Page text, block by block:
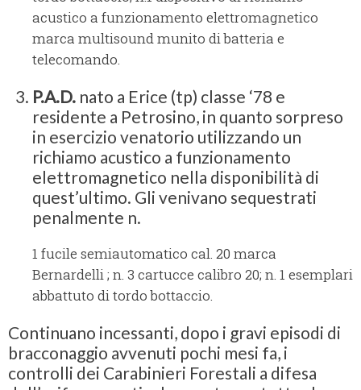
acustico a funzionamento elettromagnetico
marca multisound munito di batteria e
telecomando.
P.A.D. nato a Erice (tp) classe ‘78 e
residente a Petrosino, in quanto sorpreso
in esercizio venatorio utilizzando un
richiamo acustico a funzionamento
elettromagnetico nella disponibilità di
quest’ultimo. Gli venivano sequestrati
penalmente n.
1 fucile semiautomatico cal. 20 marca
Bernardelli ; n. 3 cartucce calibro 20; n. 1 esemplari
abbattuto di tordo bottaccio.
Continuano incessanti, dopo i gravi episodi di
bracconaggio avvenuti pochi mesi fa, i
controlli dei Carabinieri Forestali a difesa